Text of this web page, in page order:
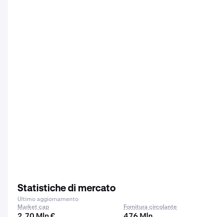
Statistiche di mercato
Ultimo aggiornamento
Market cap
Fornitura circolante